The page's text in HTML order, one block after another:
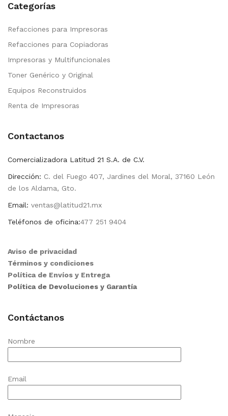
Categorías
Refacciones para Impresoras
Refacciones para Copiadoras
Impresoras y Multifuncionales
Toner Genérico y Original
Equipos Reconstruidos
Renta de Impresoras
Contactanos
Comercializadora Latitud 21 S.A. de C.V.
Dirección: C. del Fuego 407, Jardines del Moral, 37160 León
de los Aldama, Gto.
Email: ventas@latitud21.mx
Teléfonos de oficina:477 251 9404
Aviso de privacidad
Términos y condiciones
Política de Envíos y Entrega
Política de Devoluciones y Garantía
Contáctanos
Nombre
Email